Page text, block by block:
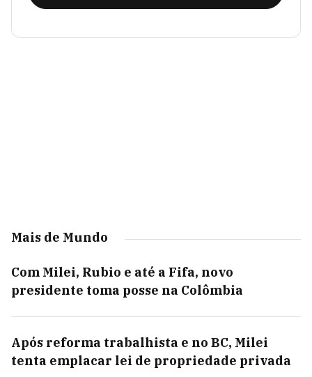
Mais de Mundo
Com Milei, Rubio e até a Fifa, novo
presidente toma posse na Colômbia
Após reforma trabalhista e no BC, Milei
tenta emplacar lei de propriedade privada